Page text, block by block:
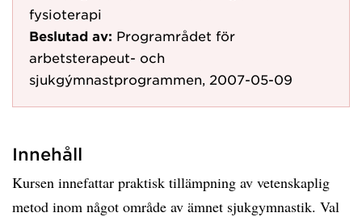
fysioterapi
Beslutad av: Programrådet för
arbetsterapeut- och
sjukgýmnastprogrammen, 2007-05-09
Innehåll
Kursen innefattar praktisk tillämpning av vetenskaplig
metod inom något område av ämnet sjukgymnastik. Val